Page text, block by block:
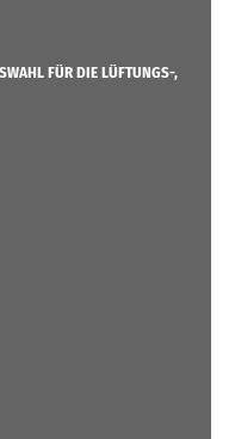
FÜR DIE LÜFTUNGS-,